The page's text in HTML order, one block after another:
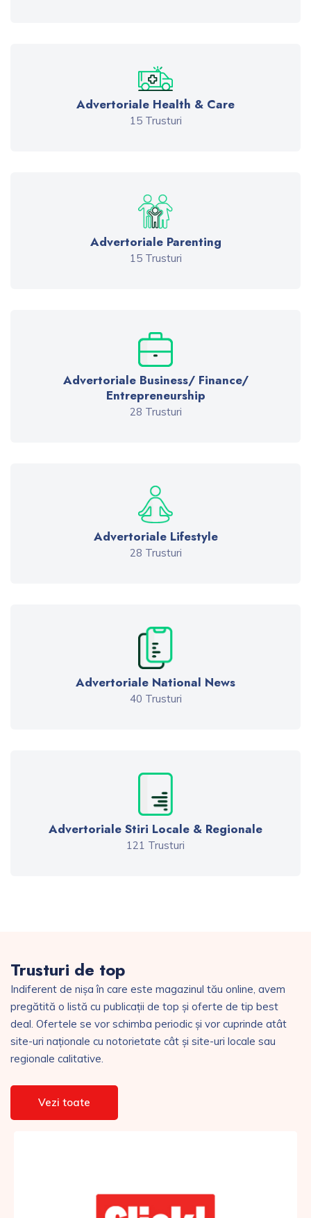
Advertoriale Health & Care
15 Trusturi
Advertoriale Parenting
15 Trusturi
Advertoriale Business/ Finance/
Entrepreneurship
28 Trusturi
Advertoriale Lifestyle
28 Trusturi
Advertoriale National News
40 Trusturi
Advertoriale Stiri Locale & Regionale
121 Trusturi
Trusturi de top
Indiferent de nișa în care este magazinul tău online, avem
pregătită o listă cu publicații de top și oferte de tip best
deal. Ofertele se vor schimba periodic și vor cuprinde atât
site-uri naționale cu notorietate cât și site-uri locale sau
regionale calitative.
Vezi toate